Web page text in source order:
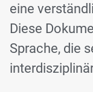
eine
Diese
Sprache, die